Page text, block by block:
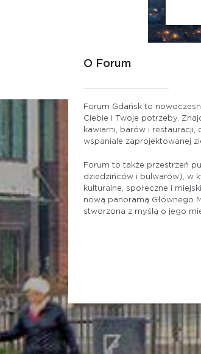
O Forum
Forum Gdańsk to
Ciebie i Twoje potrzeby.
kawiarni, barów i
wspaniale zaprojektowanej
Forum to także przestrzeń
dziedzińców i bulwarów), w
kulturalne, społeczne i
nową panoramą Głównego
stworzona z myślą o jego